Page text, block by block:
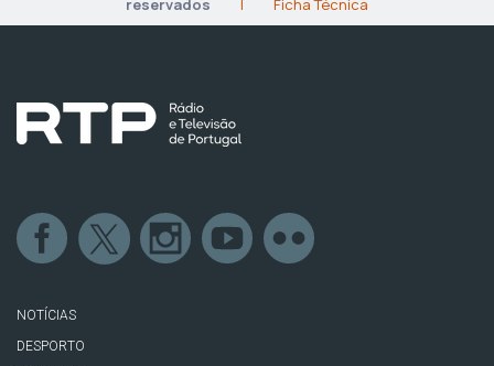
reservados
| Ficha Técnica
NOTÍCIAS
DESPORTO